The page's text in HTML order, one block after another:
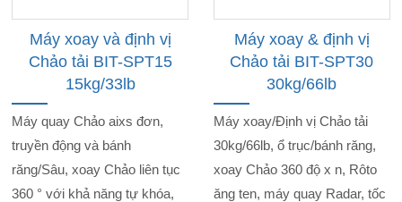
Máy xoay và định vị
Chảo tải BIT-SPT15
15kg/33lb
Máy quay Chảo aixs đơn,
truyền động và bánh
răng/Sâu, xoay Chảo liên tục
360 ° với khả năng tự khóa,
Máy xoay & định vị
Chảo tải BIT-SPT30
30kg/66lb
Máy xoay/Định vị Chảo tải
30kg/66lb, ổ trục/bánh răng,
xoay Chảo 360 độ x n, Rôto
ăng ten, máy quay Radar, tốc